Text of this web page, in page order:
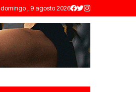
domingo , 9 agosto 2026